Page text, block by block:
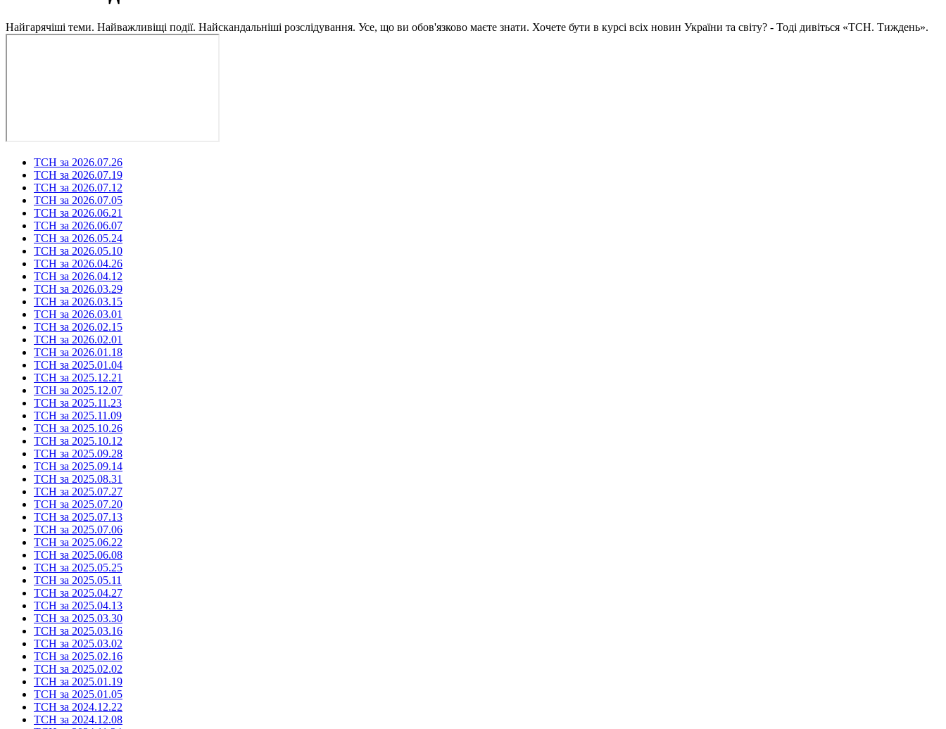
Найгарячіші теми. Найважливіщі події. Найскандальніші розслідування. Усе, що ви обов'язково маєте знати. Хочете бути в курсі всіх новин України та світу? - Тоді дивіться «ТСН. Тиждень».
ТСН за 2026.07.26
ТСН за 2026.07.19
ТСН за 2026.07.12
ТСН за 2026.07.05
ТСН за 2026.06.21
ТСН за 2026.06.07
ТСН за 2026.05.24
ТСН за 2026.05.10
ТСН за 2026.04.26
ТСН за 2026.04.12
ТСН за 2026.03.29
ТСН за 2026.03.15
ТСН за 2026.03.01
ТСН за 2026.02.15
ТСН за 2026.02.01
ТСН за 2026.01.18
ТСН за 2025.01.04
ТСН за 2025.12.21
ТСН за 2025.12.07
ТСН за 2025.11.23
ТСН за 2025.11.09
ТСН за 2025.10.26
ТСН за 2025.10.12
ТСН за 2025.09.28
ТСН за 2025.09.14
ТСН за 2025.08.31
ТСН за 2025.07.27
ТСН за 2025.07.20
ТСН за 2025.07.13
ТСН за 2025.07.06
ТСН за 2025.06.22
ТСН за 2025.06.08
ТСН за 2025.05.25
ТСН за 2025.05.11
ТСН за 2025.04.27
ТСН за 2025.04.13
ТСН за 2025.03.30
ТСН за 2025.03.16
ТСН за 2025.03.02
ТСН за 2025.02.16
ТСН за 2025.02.02
ТСН за 2025.01.19
ТСН за 2025.01.05
ТСН за 2024.12.22
ТСН за 2024.12.08